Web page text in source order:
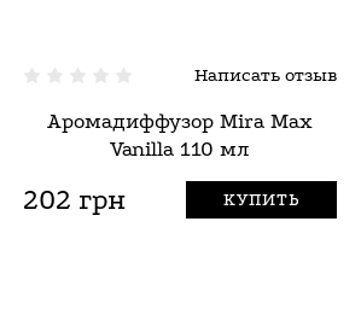
Написать отзыв
Аромадиффузор Mira Max
Vanilla 110 мл
202 грн КУПИТЬ